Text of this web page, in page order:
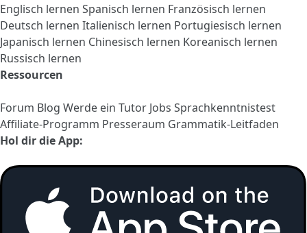
Englisch lernen Spanisch lernen Französisch lernen
Deutsch lernen Italienisch lernen Portugiesisch lernen
Japanisch lernen Chinesisch lernen Koreanisch lernen
Russisch lernen
Ressourcen
Forum Blog Werde ein Tutor Jobs Sprachkenntnistest
Affiliate-Programm Presseraum Grammatik-Leitfaden
Hol dir die App: